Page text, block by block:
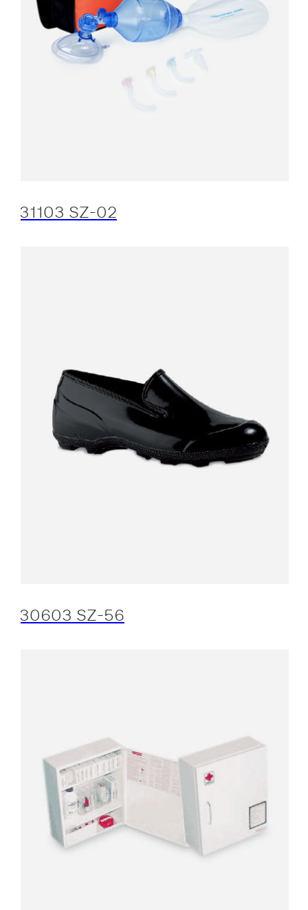
31103 SZ-02
30603 SZ-56